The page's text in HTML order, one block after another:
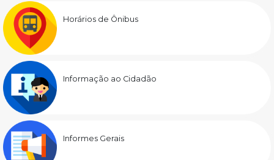
Horários de Ônibus
Informação ao Cidadão
Informes Gerais